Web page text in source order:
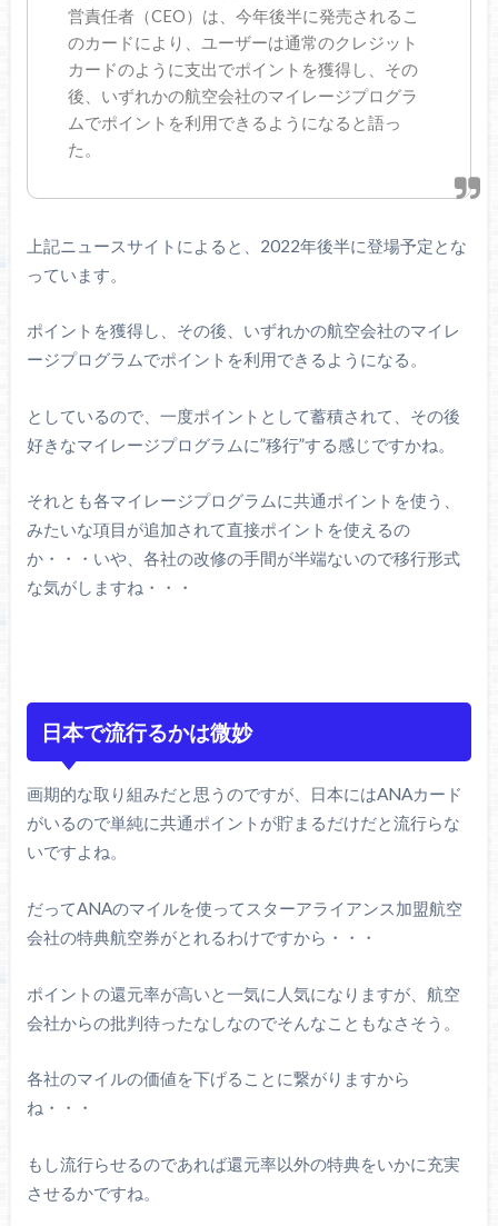
営責任者（CEO）は、今年後半に発売されるこ
のカードにより、ユーザーは通常のクレジット
カードのように支出でポイントを獲得し、その
後、いずれかの航空会社のマイレージプログラ
ムでポイントを利用できるようになると語っ
た。
上記ニュースサイトによると、2022年後半に登場予定とな
っています。
ポイントを獲得し、その後、いずれかの航空会社のマイレ
ージプログラムでポイントを利用できるようになる。
としているので、一度ポイントとして蓄積されて、その後
好きなマイレージプログラムに”移行”する感じですかね。
それとも各マイレージプログラムに共通ポイントを使う、
みたいな項目が追加されて直接ポイントを使えるの
か・・・いや、各社の改修の手間が半端ないので移行形式
な気がしますね・・・
日本で流行るかは微妙
画期的な取り組みだと思うのですが、日本にはANAカード
がいるので単純に共通ポイントが貯まるだけだと流行らな
いですよね。
だってANAのマイルを使ってスターアライアンス加盟航空
会社の特典航空券がとれるわけですから・・・
ポイントの還元率が高いと一気に人気になりますが、航空
会社からの批判待ったなしなのでそんなこともなさそう。
各社のマイルの価値を下げることに繋がりますから
ね・・・
もし流行らせるのであれば還元率以外の特典をいかに充実
させるかですね。